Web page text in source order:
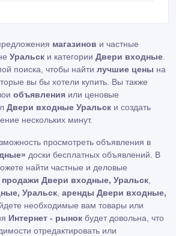
магазинов и частные
Уральск и категории Двери входные
поиска, чтобы найти лучшие цены на
вы бы хотели купить. Вы также
объявления или ценовые
Двери входные Уральск и создать
нескольких минут.
просмотреть объявления в
доски бесплатных объявлений. В
найти частные и деловые
продажи Двери входные, Уральск
Уральск аренды Двери входные,
необходимые вам товары или
Интернет - рынок будет довольна, что
отредактировать или